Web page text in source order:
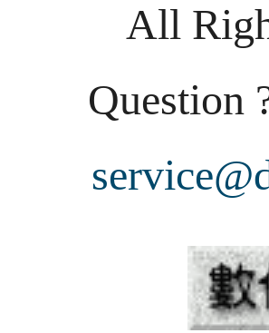
All
Question